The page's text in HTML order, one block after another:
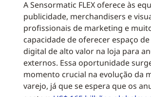
A Sensormatic FLEX oferece às
publicidade, merchandisers e
profissionais de marketing e
capacidade de oferecer espaço
digital de alto valor na loja para
externos. Essa oportunidade
momento crucial na evolução da
varejo, já que se espera que os